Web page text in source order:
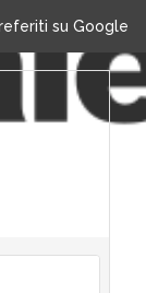
su Google